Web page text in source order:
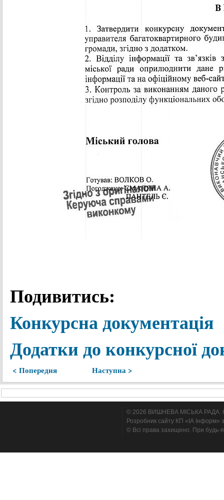
Подивитись:
Конкурсна документація
Додатки до конкурсної
< Попередня Наступна >
© 2026 ВИШНЕВА МІСЬКА РАДА.
Розробник сайту КП «ІА Інформ»
© Всі права захищено. При будь-